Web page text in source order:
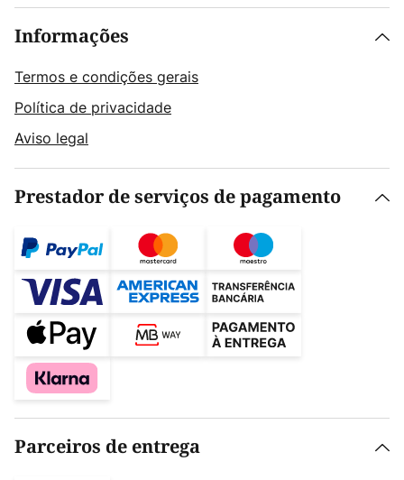
Informações
Termos e condições gerais
Política de privacidade
Aviso legal
Prestador de serviços de pagamento
Parceiros de entrega